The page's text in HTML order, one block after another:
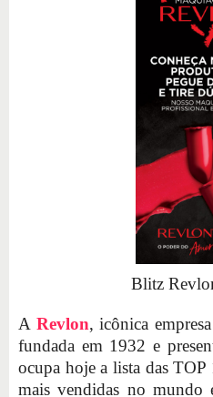
Blitz
A Revlon, icônica
fundada em 1932 e
ocupa hoje a lista das TOP
mais vendidas no mundo